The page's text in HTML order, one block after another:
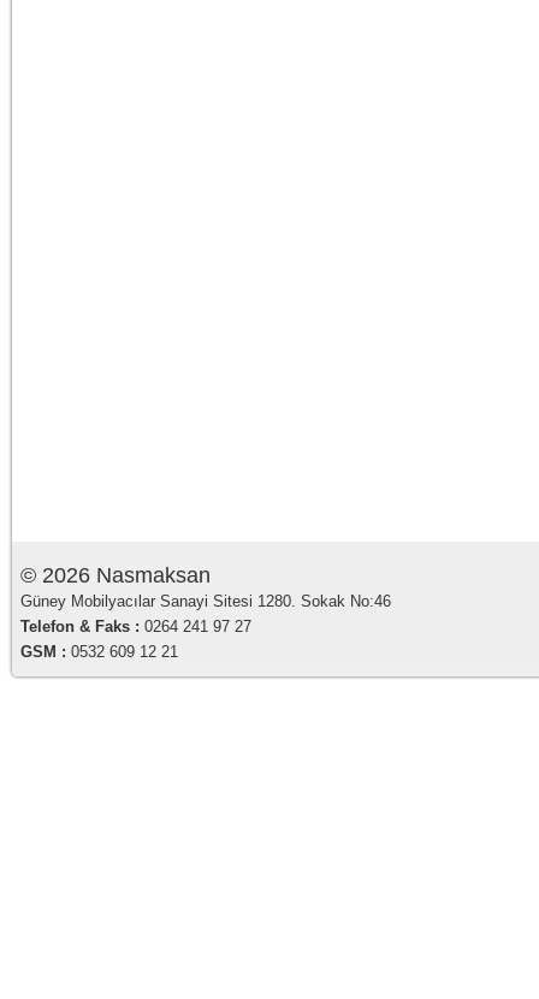
© 2026 Nasmaksan
Güney Mobilyacılar Sanayi Sitesi 1280. Sokak No:46
Telefon & Faks : 0264 241 97 27
GSM : 0532 609 12 21